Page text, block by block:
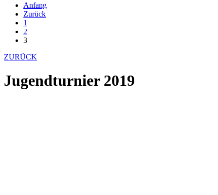
Anfang
Zurück
1
2
3
ZURÜCK
Jugendturnier 2019